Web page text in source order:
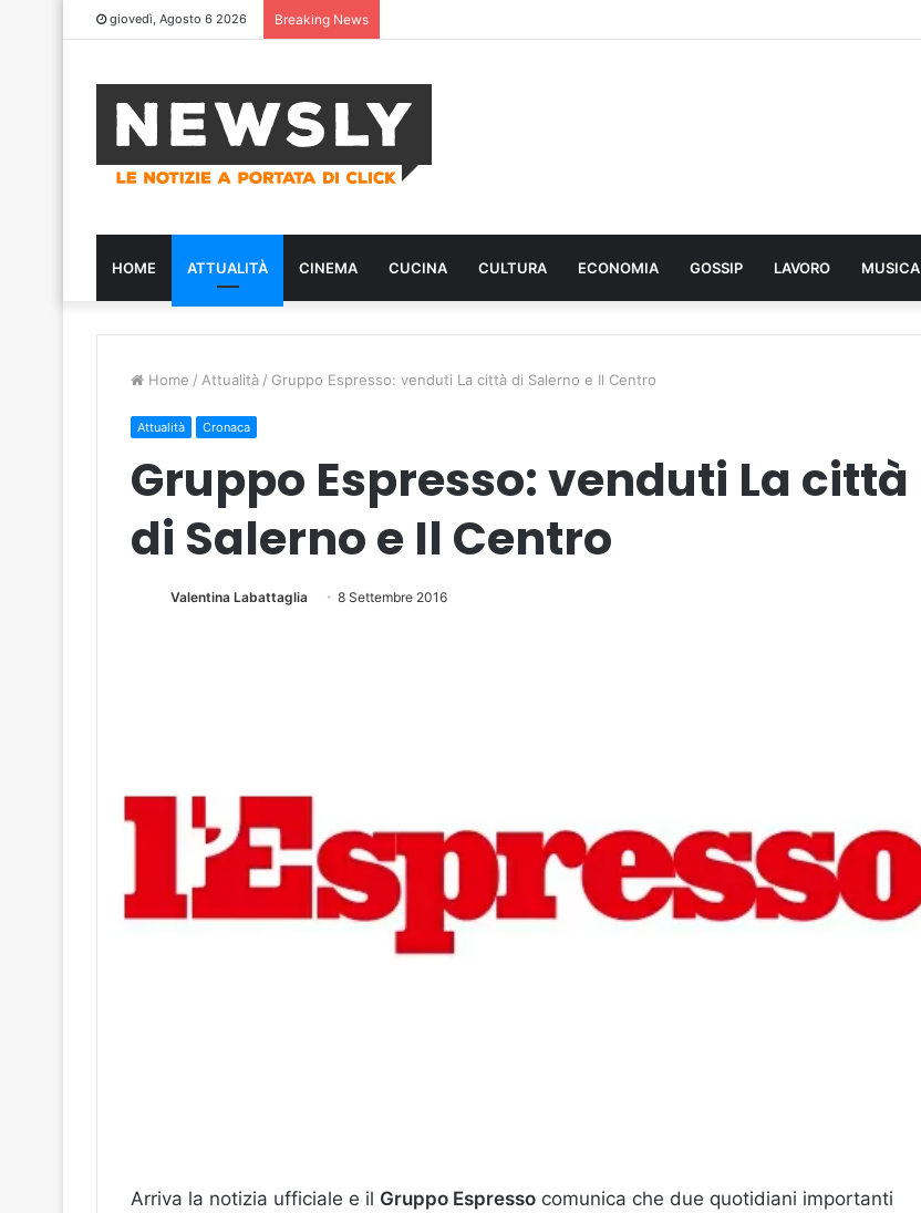
giovedì, Agosto 6 2026 Breaking News
HOME ATTUALITÀ CINEMA CUCINA CULTURA ECONOMIA GOSSIP LAVORO MUSICA
Home / Attualità / Gruppo Espresso: venduti La città di Salerno e Il Centro
Attualità Cronaca
Gruppo Espresso: venduti La città
di Salerno e Il Centro
Valentina Labattaglia 8 Settembre 2016
Arriva la notizia ufficiale e il Gruppo Espresso comunica che due quotidiani importanti